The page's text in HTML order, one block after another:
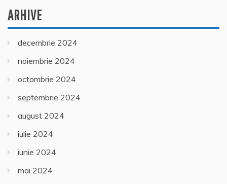
ARHIVE
decembrie 2024
noiembrie 2024
octombrie 2024
septembrie 2024
august 2024
iulie 2024
iunie 2024
mai 2024